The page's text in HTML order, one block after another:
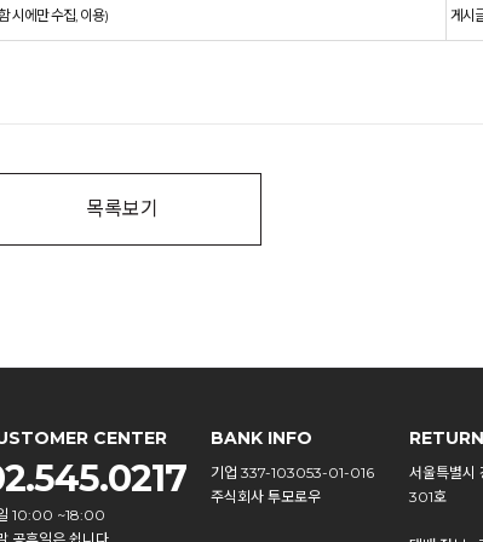
시에만 수집, 이용) 게시
목록보기
CENTER
10:00 ~18:00
BANK INFO
기업 337-103053-01-016
주식회사 투모로우
서울특별시
301호